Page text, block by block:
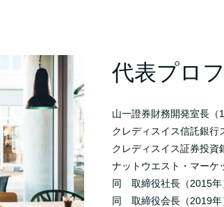
代表プロ
山一證券財務開発室長（
クレディスイス信託銀行
クレディスイス証券投資
ナットウエスト・マーケ
同 取締役社長（2015年
同 取締役会長（2019年